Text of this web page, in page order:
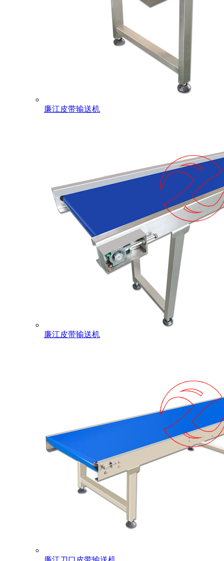
廉江皮带输送机
廉江皮带输送机